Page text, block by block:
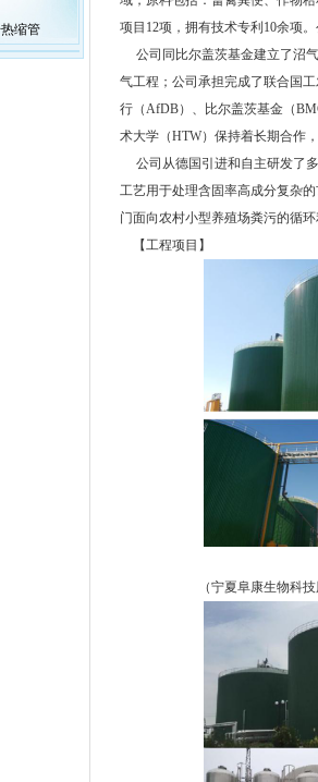
缩管
项目12项，拥有技术专利10余项
公司同比尔盖茨基金建立了沼
气工程；公司承担完成了联合国
行（AfDB）、比尔盖茨基金（
术大学（HTW）保持着长期合作
公司从德国引进和自主研发了
工艺用于处理含固率高成分复杂
门面向农村小型养殖场粪污的循
【工程项目】
（宁夏阜康生物科技股份